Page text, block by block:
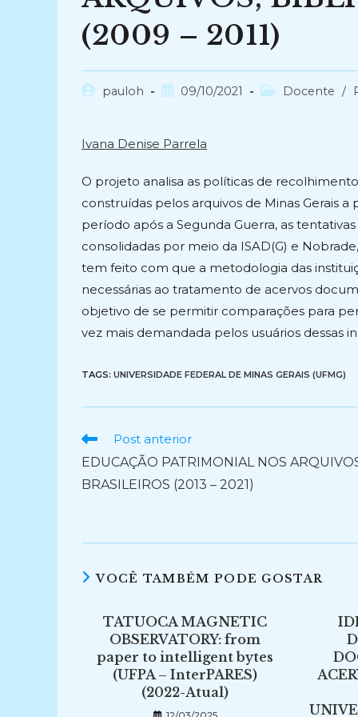
(2009 – 2011)
Autorpauloh
Post09/10/2021
Categoria
Docente /
Ivana Denise Parrela
O projeto analisa as políticas de
construídas pelos arquivos de Minas Gerais
período após a Segunda Guerra, as
consolidadas por meio da ISAD(G) e
tem feito com que a metodologia das
necessárias ao tratamento de acervos
objetivo de se permitir comparações para
vez mais demandada pelos usuários dessas
TAGS: UNIVERSIDADE FEDERAL DE MINAS GERAIS (UFMG)
Ler
artigos
Post anterior
EDUCAÇÃO PATRIMONIAL NOS
BRASILEIROS (2013 – 2021)
VOCÊ TAMBÉM PODE GOSTAR
TATUOCA MAGNETIC
OBSERVATORY: from
paper to intelligent bytes
(UFPA – InterPARES)
(2022-Atual)